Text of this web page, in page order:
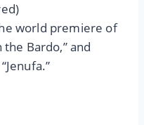
world premiere of
Bardo,” and